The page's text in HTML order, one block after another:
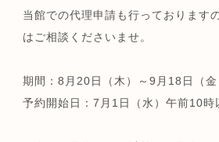
当館での代理申請も行っております
はご相談くださいませ。
期間：8月20日（木）～9月18日（金
予約開始日：7月1日（水）午前10時